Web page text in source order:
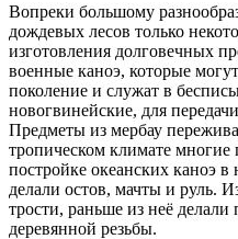
Вопреки большому
дождевых лесов только
изготовления долговечных
военные каноэ, которые
поколение и служат в
новогвинейские, для
Предметы из мербау
тропическом климате
постройке океанских каноэ
делали остов, мачты и руль.
трости, раньше из неё
деревянной резьбы.